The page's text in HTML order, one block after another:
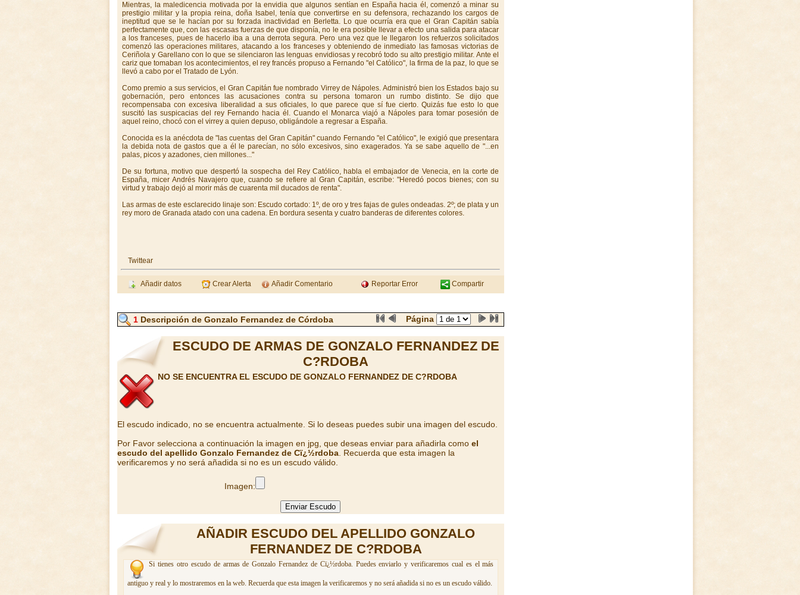
Mientras, la maledicencia motivada por la envidia que algunos sentían en España hacia él, comenzó a minar su
prestigio militar y la propia reina, doña Isabel, tenía que convertirse en su defensora, rechazando los cargos de
ineptitud que se le hacían por su forzada inactividad en Berletta. Lo que ocurría era que el Gran Capitán sabía
perfectamente que, con las escasas fuerzas de que disponía, no le era posible llevar a efecto una salida para atacar
a los franceses, pues de hacerlo iba a una derrota segura. Pero una vez que le llegaron los refuerzos solicitados
comenzó las operaciones militares, atacando a los franceses y obteniendo de inmediato las famosas victorias de
Ceriñola y Garellano con lo que se silenciaron las lenguas envidiosas y recobró todo su alto prestigio militar. Ante el
cariz que tomaban los acontecimientos, el rey francés propuso a Fernando "el Católico", la firma de la paz, lo que se
llevó a cabo por el Tratado de Lyón.
Como premio a sus servicios, el Gran Capitán fue nombrado Virrey de Nápoles. Administró bien los Estados bajo su
gobernación, pero entonces las acusaciones contra su persona tomaron un rumbo distinto. Se dijo que
recompensaba con excesiva liberalidad a sus oficiales, lo que parece que sí fue cierto. Quizás fue esto lo que
suscitó las suspicacias del rey Fernando hacia él. Cuando el Monarca viajó a Nápoles para tomar posesión de
aquel reino, chocó con el virrey a quien depuso, obligándole a regresar a España.
Conocida es la anécdota de "las cuentas del Gran Capitán" cuando Fernando "el Católico", le exigió que presentara
la debida nota de gastos que a él le parecían, no sólo excesivos, sino exagerados. Ya se sabe aquello de "...en
palas, picos y azadones, cien millones..."
De su fortuna, motivo que despertó la sospecha del Rey Católico, habla el embajador de Venecia, en la corte de
España, micer Andrés Navajero que, cuando se refiere al Gran Capitán, escribe: "Heredó pocos bienes; con su
virtud y trabajo dejó al morir más de cuarenta mil ducados de renta".
Las armas de este esclarecido linaje son: Escudo cortado: 1º, de oro y tres fajas de gules ondeadas. 2º; de plata y un
rey moro de Granada atado con una cadena. En bordura sesenta y cuatro banderas de diferentes colores.
Twittear
Añadir datos Crear Alerta Añadir Comentario Reportar Error Compartir
1Descripción de Gonzalo Fernandez de Córdoba Página
ESCUDO DE ARMAS DE GONZALO FERNANDEZ DE
C?RDOBA
NO SE ENCUENTRA EL ESCUDO DE GONZALO FERNANDEZ DE C?RDOBA
El escudo indicado, no se encuentra actualmente. Si lo deseas puedes subir una imagen del escudo.
Por Favor selecciona a continuación la imagen en jpg, que deseas enviar para añadirla como el
escudo del apellido Gonzalo Fernandez de Cï¿½rdoba. Recuerda que esta imagen la
verificaremos y no será añadida si no es un escudo válido.
Imagen:
AÑADIR ESCUDO DEL APELLIDO GONZALO
FERNANDEZ DE C?RDOBA
Si tienes otro escudo de armas de Gonzalo Fernandez de Cï¿½rdoba. Puedes enviarlo y verificaremos cual es el más
antiguo y real y lo mostraremos en la web. Recuerda que esta imagen la verificaremos y no será añadida si no es un escudo válido.